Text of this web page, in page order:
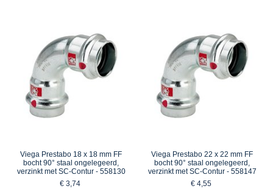
Viega Prestabo 18 x 18 mm FF
bocht 90° staal ongelegeerd,
verzinkt met SC-Contur - 558130
€ 3,74
Viega Prestabo 22 x 22 mm FF
bocht 90° staal ongelegeerd,
verzinkt met SC-Contur - 558147
€ 4,55